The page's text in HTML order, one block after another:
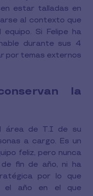
estar talladas en
al contexto que
Si Felipe ha
durante sus 4
por temas externos
la
área de T.I de su
a cargo. Es un
feliz, pero nunca
de fin de año, ni ha
por lo que
el año en el que